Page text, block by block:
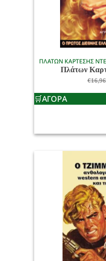
ΠΛΑΤΩΝ ΚΑΡΤΕΣΗΣ
Πλάτων
€16,96
ΑΓΟΡΑ